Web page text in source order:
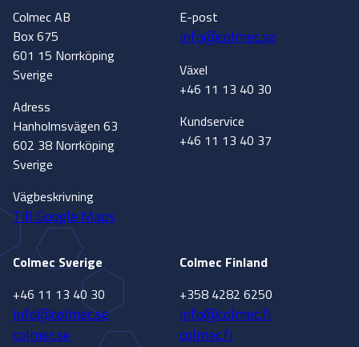
Colmec AB
Box 675
601 15 Norrköping
Sverige
Adress
Hanholmsvägen 63
602 38 Norrköping
Sverige
Vägbeskrivning
Till Google Maps
E-post
info@colmec.se
Växel
+46 11 13 40 30
Kundservice
+46 11 13 40 37
Colmec Sverige
+46 11 13 40 30
info@colmec.se
colmec.se
Colmec Finland
+358 4282 6250
info@colmec.fi
colmec.fi